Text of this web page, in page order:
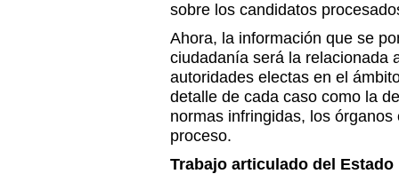
sobre los candidatos
Ahora, la información que se
ciudadanía será la relacionada
autoridades electas en el
detalle de cada caso como la
normas infringidas, los
proceso.
Trabajo articulado del Estado